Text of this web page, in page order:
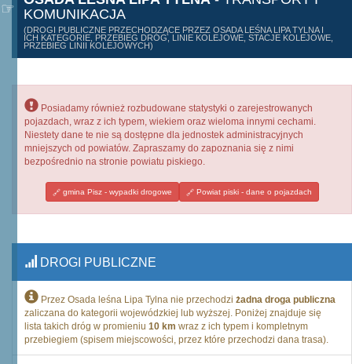
KOMUNIKACJA
(DROGI PUBLICZNE PRZECHODZĄCE PRZEZ OSADA LEŚNA LIPA TYLNA I
ICH KATEGORIE, PRZEBIEG DRÓG, LINIE KOLEJOWE, STACJE KOLEJOWE,
PRZEBIEG LINII KOLEJOWYCH)
Posiadamy również rozbudowane statystyki o zarejestrowanych
pojazdach, wraz z ich typem, wiekiem oraz wieloma innymi cechami.
Niestety dane te nie są dostępne dla jednostek administracyjnych
mniejszych od powiatów. Zapraszamy do zapoznania się z nimi
bezpośrednio na stronie powiatu piskiego.
gmina Pisz - wypadki drogowe Powiat piski - dane o pojazdach
DROGI PUBLICZNE
Przez Osada leśna Lipa Tylna nie przechodzi żadna droga publiczna
zaliczana do kategorii wojewódzkiej lub wyższej. Poniżej znajduje się
lista takich dróg w promieniu 10 km wraz z ich typem i kompletnym
przebiegiem (spisem miejscowości, przez które przechodzi dana trasa).